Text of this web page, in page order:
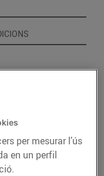
per mesurar l’ús
en un perfil